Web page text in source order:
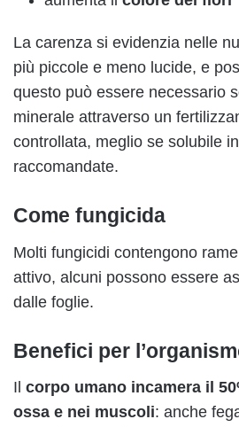
La carenza si evidenzia nelle
più piccole e meno lucide, e
questo può essere necessario
minerale attraverso un
controllata, meglio se solubile
raccomandate.
Come fungicida
Molti fungicidi contengono
attivo, alcuni possono essere
dalle foglie.
Benefici per
Il corpo umano incamera il
ossa e nei muscoli: anche